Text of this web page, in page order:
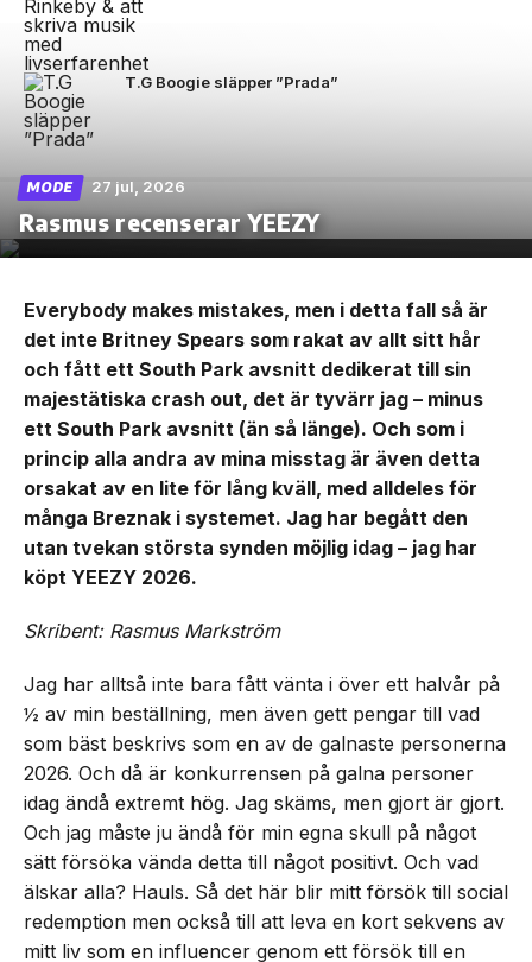
T.G Boogie släpper ”Prada”
MODE 27 jul, 2026
Rasmus recenserar YEEZY
Everybody makes mistakes, men i detta fall så är
det inte Britney Spears som rakat av allt sitt hår
och fått ett South Park avsnitt dedikerat till sin
majestätiska crash out, det är tyvärr jag – minus
ett South Park avsnitt (än så länge). Och som i
princip alla andra av mina misstag är även detta
orsakat av en lite för lång kväll, med alldeles för
många Breznak i systemet. Jag har begått den
utan tvekan största synden möjlig idag – jag har
köpt YEEZY 2026.
Skribent: Rasmus Markström
Jag har alltså inte bara fått vänta i över ett halvår på
½ av min beställning, men även gett pengar till vad
som bäst beskrivs som en av de galnaste personerna
2026. Och då är konkurrensen på galna personer
idag ändå extremt hög. Jag skäms, men gjort är gjort.
Och jag måste ju ändå för min egna skull på något
sätt försöka vända detta till något positivt. Och vad
älskar alla? Hauls. Så det här blir mitt försök till social
redemption men också till att leva en kort sekvens av
mitt liv som en influencer genom ett försök till en